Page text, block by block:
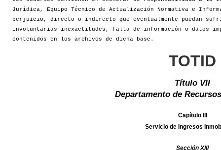
Jurídica, Equipo Técnico de Actualización Normativa e
perjuicio, directo o indirecto que eventualmente puedan
involuntarias inexactitudes, falta de información o datos
contenidos en los archivos de dicha base.
TOTID
Título VII
Departamento de
Capítulo III
Servicio de Ingresos
Sección XIII